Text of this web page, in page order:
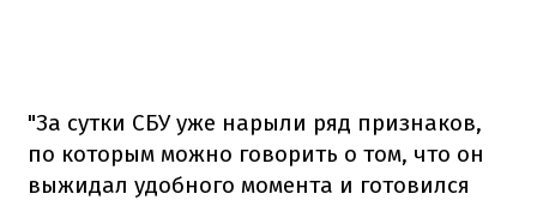
"За сутки СБУ уже нарыли ряд признаков,
по которым можно говорить о том, что он
выжидал удобного момента и готовился